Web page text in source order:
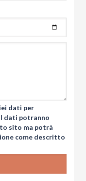
dati per
dati potranno
sito ma potrà
come descritto